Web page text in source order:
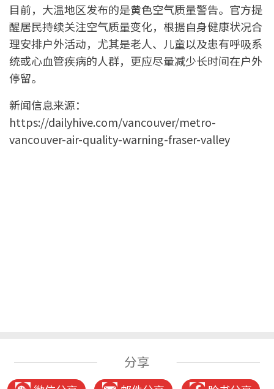
目前，大温地区发布的是黄色空气质量警告。官方提
醒居民持续关注空气质量变化，根据自身健康状况合
理安排户外活动，尤其是老人、儿童以及患有呼吸系
统或心血管疾病的人群，更应尽量减少长时间在户外
停留。
新闻信息来源：
https://dailyhive.com/vancouver/metro-
vancouver-air-quality-warning-fraser-valley
分享